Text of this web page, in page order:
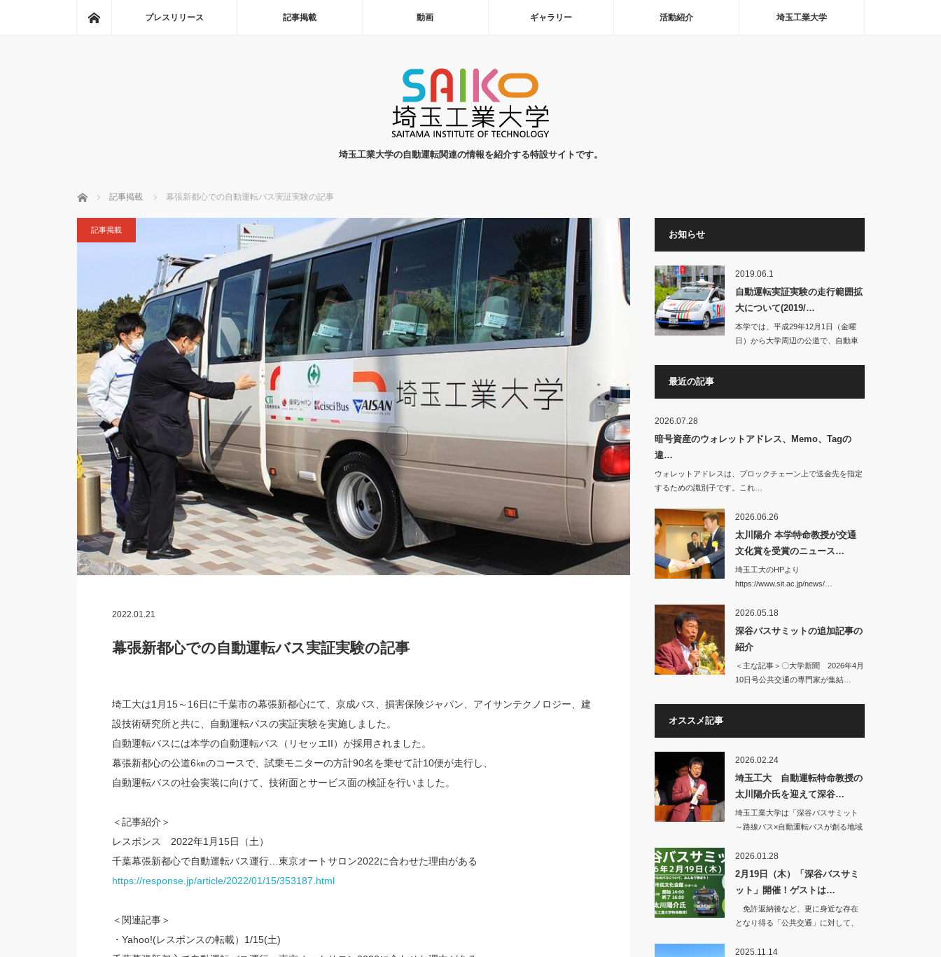
プレスリリース 記事掲載 動画 ギャラリー 活動紹介 埼玉工業大学
埼玉工業大学の自動運転関連の情報を紹介する特設サイトです。
ホーム 記事掲載 幕張新都心での自動運転バス実証実験の記事
記事掲載
2022.01.21
幕張新都心での自動運転バス実証実験の記事
埼工大は1月15～16日に千葉市の幕張新都心にて、京成バス、損害保険ジャパン、アイサンテクノロジー、建
設技術研究所と共に、自動運転バスの実証実験を実施しました。
自動運転バスには本学の自動運転バス（リセッエII）が採用されました。
幕張新都心の公道6㎞のコースで、試乗モニターの方計90名を乗せて計10便が走行し、
自動運転バスの社会実装に向けて、技術面とサービス面の検証を行いました。
＜記事紹介＞
レスポンス 2022年1月15日（土）
千葉幕張新都心で自動運転バス運行…東京オートサロン2022に合わせた理由がある
https://response.jp/article/2022/01/15/353187.html
＜関連記事＞
・Yahoo!(レスポンスの転載）1/15(土)
お知らせ
2019.06.1
自動運転実証実験の走行範囲拡
大について(2019/…
本学では、平成29年12月1日（金曜
日）から大学周辺の公道で、自動車
最近の記事
2026.07.28
暗号資産のウォレットアドレス、Memo、Tagの
違…
ウォレットアドレスは、ブロックチェーン上で送金先を指定
するための識別子です。これ…
2026.06.26
太川陽介 本学特命教授が交通
文化賞を受賞のニュース…
埼玉工大のHPより
https://www.sit.ac.jp/news/…
2026.05.18
深谷バスサミットの追加記事の
紹介
＜主な記事＞〇大学新聞 2026年4月
10日号公共交通の専門家が集結…
オススメ記事
2026.02.24
埼玉工大 自動運転特命教授の
太川陽介氏を迎えて深谷…
埼玉工業大学は「深谷バスサミット
～路線バス×自動運転バスが創る地域
2026.01.28
2月19日（木）「深谷バスサミ
ット」開催！ゲストは…
免許返納後など、更に身近な存在
となり得る「公共交通」に対して、
2025.11.14